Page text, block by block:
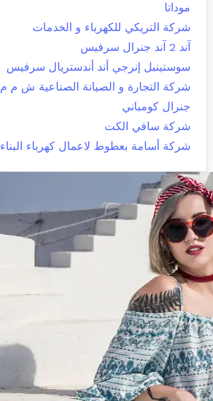
موداتا
شركة التريكي للكهرباء و الخدمات
آند 2 آند جنرال سرفيس
سوستينبل إنرجي أند أندستريال سرفيس
شركة التجارة و الصيانة الصناعية ش م م
جنرال كومباني
شركة سافي الكت
شركة أسامة بعطوط لاعمال كهرباء البناء